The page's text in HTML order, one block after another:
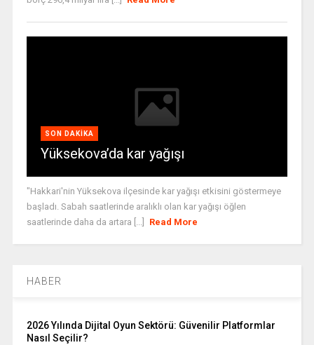
SON DAKIKA
Yüksekova’da kar yağışı
"Hakkari'nin Yüksekova ilçesinde kar yağışı etkisini göstermeye
başladı. Sabah saatlerinde aralıklı olan kar yağışı öğlen
saatlerinde daha da artara [...]
Read More
HABER
2026 Yılında Dijital Oyun Sektörü: Güvenilir Platformlar
Nasıl Seçilir?